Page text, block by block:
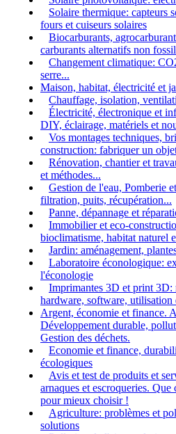
Solaire thermique: capteurs
fours et cuiseurs solaires
Biocarburants,
carburants alternatifs non
Changement climatique:
serre...
Maison, habitat, électricité et
Chauffage, isolation,
Électricité, électronique et
DIY, éclairage, matériels et
Vos montages techniques,
construction: fabriquer un
Rénovation, chantier et
et méthodes...
Gestion de l'eau, Pomberie
filtration, puits, récupération...
Panne, dépannage et
Immobilier et eco-
bioclimatisme, habitat naturel
Jardin: aménagement,
Laboratoire éconologique:
l'éconologie
Imprimantes 3D et print 3D:
hardware, software, utilisation
Argent, économie et finance.
Développement durable,
Gestion des déchets.
Economie et finance,
écologiques
Avis et test de produits et
arnaques et escroqueries.
pour mieux choisir !
Agriculture: problèmes et
solutions